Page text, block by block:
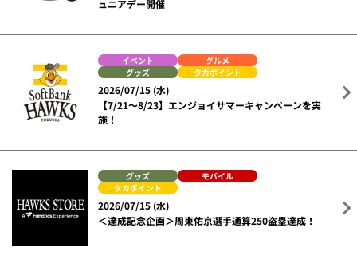
ュニアデー開催
イベント
グルメ
グッズ
タカポイント
2026/07/15 (水)
【7/21～8/23】エンジョイサマーキャンペーンを実
施！
グッズ
モバイル
タカポイント
2026/07/15 (水)
＜達成記念企画＞周東佑京選手通算250盗塁達成！